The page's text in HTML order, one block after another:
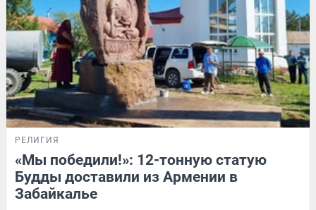
РЕЛИГИЯ
«Мы победили!»: 12-тонную статую
Будды доставили из Армении в
Забайкалье